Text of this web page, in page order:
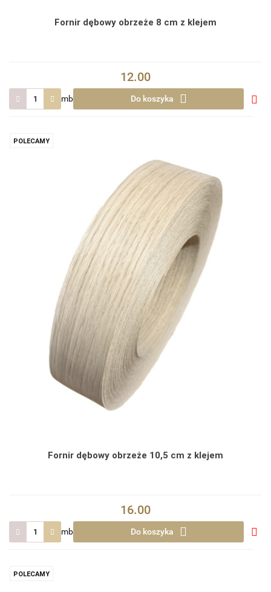
Fornir dębowy obrzeże 8 cm z klejem
12.00
mb Do koszyka
POLECAMY
Fornir dębowy obrzeże 10,5 cm z klejem
16.00
mb Do koszyka
POLECAMY